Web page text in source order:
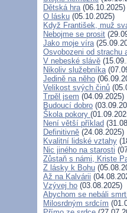
Dětská hra(06.10.2025)
O lásku (05.10.2025)
Když František, muž
Nebojme se prosit
Jako moje víra
Osvobozeni od strachu
V nebeské slávě
Nikoliv služebníka
Jedině na něho
Velikost svých činů
Trpěl jsem (04.09.2025)
Budoucí dobro
Škola pokory
Není větší příklad
Definitivně (24.08.2025)
Kvalitní lidské vztahy
Nic jiného na starosti
Zůstaň s námi, Kriste
Z lásky k Bohu
Až na Kalvárii
Vzývej ho (03.08.2025)
Abychom se nebáli
Milosrdným srdcím